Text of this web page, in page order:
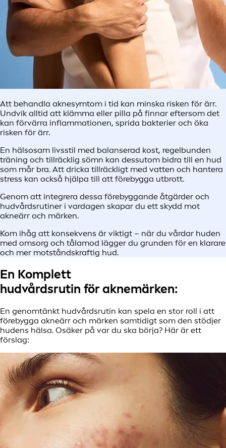
Att behandla aknesymtom i tid kan minska risken för ärr.
Undvik alltid att klämma eller pilla på finnar eftersom det
kan förvärra inflammationen, sprida bakterier och öka
risken för ärr.
En hälsosam livsstil med balanserad kost, regelbunden
träning och tillräcklig sömn kan dessutom bidra till en hud
som mår bra. Att dricka tillräckligt med vatten och hantera
stress kan också hjälpa till att förebygga utbrott.
Genom att integrera dessa förebyggande åtgärder och
hudvårdsrutiner i vardagen skapar du ett skydd mot
akneärr och märken.
Kom ihåg att konsekvens är viktigt – när du vårdar huden
med omsorg och tålamod lägger du grunden för en klarare
och mer motståndskraftig hud.
En Komplett
hudvårdsrutin för aknemärken:
En genomtänkt hudvårdsrutin kan spela en stor roll i att
förebygga akneärr och märken samtidigt som den stödjer
hudens hälsa. Osäker på var du ska börja? Här är ett
förslag: